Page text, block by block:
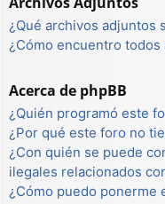
¿Qué archivos adjuntos
¿Cómo encuentro
Acerca de phpBB
¿Quién programó este
¿Por qué este foro no
¿Con quién se puede
ilegales relacionados
¿Cómo puedo ponerme